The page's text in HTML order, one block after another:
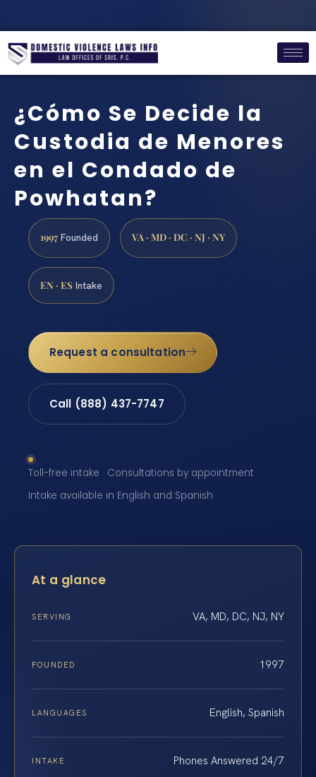
¿Cómo Se Decide la
Custodia de Menores
en el Condado de
Powhatan?
1997 Founded VA · MD · DC · NJ · NY
EN · ES Intake
Request a consultation
Call (888) 437-7747
Toll-free intake · Consultations by appointment ·
Intake available in English and Spanish
At a glance
SERVING VA, MD, DC, NJ, NY
FOUNDED 1997
LANGUAGES English, Spanish
INTAKE Phones Answered 24/7